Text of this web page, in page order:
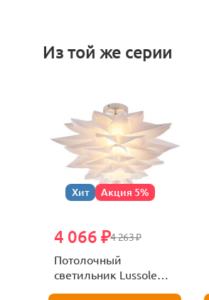
Из той же серии
Хит Акция 5%
4 263 ₽
4 066 ₽
Потолочный
светильник Lussole